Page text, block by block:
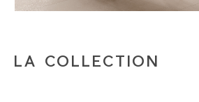
LA COLLECTION